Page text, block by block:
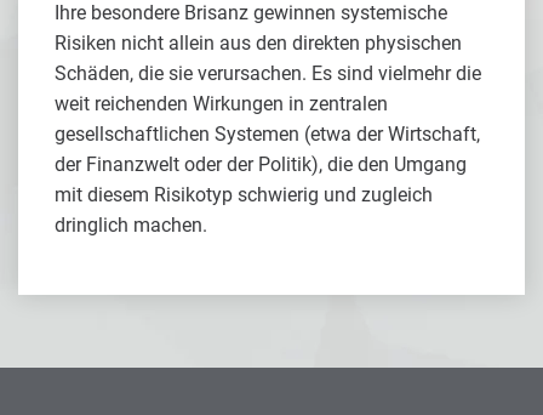
Ihre besondere Brisanz gewinnen systemische
Risiken nicht allein aus den direkten physischen
Schäden, die sie verursachen. Es sind vielmehr die
weit reichenden Wirkungen in zentralen
gesellschaftlichen Systemen (etwa der Wirtschaft,
der Finanzwelt oder der Politik), die den Umgang
mit diesem Risikotyp schwierig und zugleich
dringlich machen.